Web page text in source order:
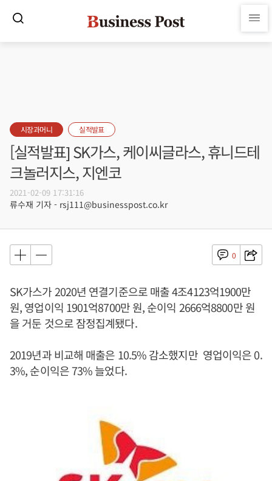
시장과머니 실적발표
[실적발표] SK가스, 케이씨글라스, 휴니드테
크놀러지스, 지엔코
2021-02-09 17:31:16
류수재 기자 - rsj111@businesspost.co.kr
0
SK가스가 2020년 연결기준으로 매출 4조4123억1900만
원, 영업이익 1901억8700만 원, 순이익 2666억8800만 원
을 거둔 것으로 잠정집계됐다.
2019년과 비교해 매출은 10.5% 감소했지만 영업이익은 0.
3%, 순이익은 73% 늘었다.